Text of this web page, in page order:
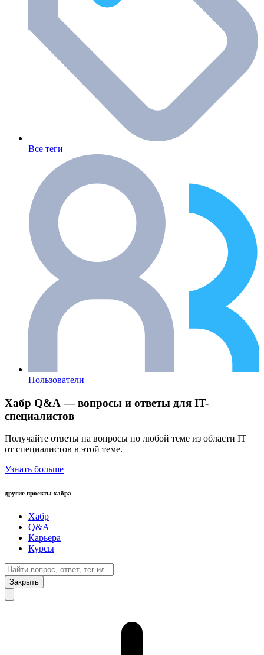
Все теги
Пользователи
Хабр Q&A — вопросы и ответы для IT-
специалистов
Получайте ответы на вопросы по любой теме из области IT
от специалистов в этой теме.
Узнать больше
другие проекты хабра
Хабр
Q&A
Карьера
Курсы
Закрыть